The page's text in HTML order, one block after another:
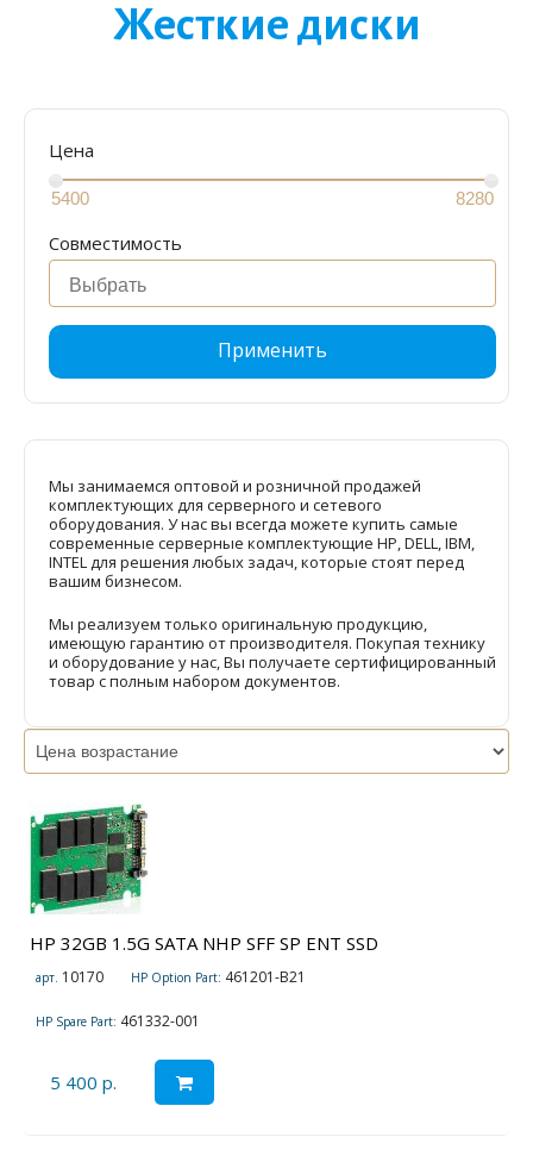
Жесткие диски
Цена
Совместимость
Применить
Мы занимаемся оптовой и розничной продажей
комплектующих для серверного и сетевого
оборудования. У нас вы всегда можете купить самые
современные серверные комплектующие HP, DELL, IBM,
INTEL для решения любых задач, которые стоят перед
вашим бизнесом.
Мы реализуем только оригинальную продукцию,
имеющую гарантию от производителя. Покупая технику
и оборудование у нас, Вы получаете сертифицированный
товар с полным набором документов.
HP 32GB 1.5G SATA NHP SFF SP ENT SSD
арт. 10170 HP Option Part: 461201-B21
HP Spare Part: 461332-001
5 400 р.